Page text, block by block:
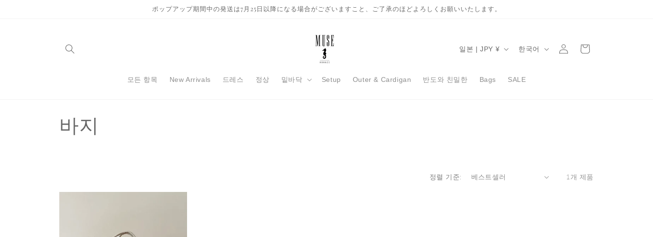
ポップアップ期間中の発送は7月25日以降になる場合がございますこと、ご了承のほどよろしくお願いいたします。
모든 항목 New Arrivals 드레스 정상 밑바닥 Setup Outer & Cardigan 반도와 친밀한 Bags SALE
국
/
일본 | JPY ¥
언
한국어
그
트
컬
:
바지
정렬 기준: 1개 제품